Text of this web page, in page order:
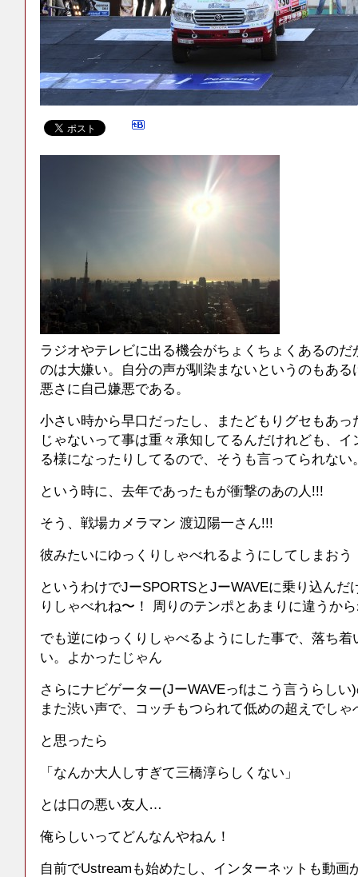
ラジオやテレビに出る機会がちょくちょくあるの
のは大嫌い。自分の声が馴染まないというのもあ
悪さに自己嫌悪である。
小さい時から早口だったし、またどもりグセもあ
じゃないって事は重々承知してるんだけれども、
る様になったりしてるので、そうも言ってられない
という時に、去年であったもが衝撃のあの人!!!
そう、戦場カメラマン 渡辺陽一さん!!!
彼みたいにゆっくりしゃべれるようにしてしまおう
というわけでJーSPORTSとJーWAVEに乗り込んだ
りしゃべれね〜！ 周りのテンポとあまりに違うか
でも逆にゆっくりしゃべるようにした事で、落ち
い。よかったじゃん
さらにナビゲーター(JーWAVEっfはこう言うらし
また渋い声で、コッチもつられて低めの超えでし
と思ったら
「なんか大人しすぎて三橋淳らしくない」
とは口の悪い友人…
俺らしいってどんなんやねん！
自前でUstreamも始めたし、インターネットも動画